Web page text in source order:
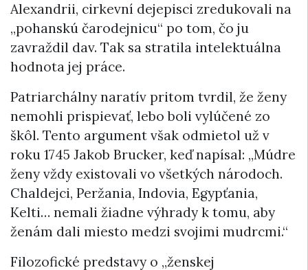
Alexandrii, cirkevní dejepisci zredukovali na
„pohanskú čarodejnicu“ po tom, čo ju
zavraždil dav. Tak sa stratila intelektuálna
hodnota jej práce.
Patriarchálny naratív pritom tvrdil, že ženy
nemohli prispievať, lebo boli vylúčené zo
škôl. Tento argument však odmietol už v
roku 1745 Jakob Brucker, keď napísal: „Múdre
ženy vždy existovali vo všetkých národoch.
Chaldejci, Peržania, Indovia, Egypťania,
Kelti… nemali žiadne výhrady k tomu, aby
ženám dali miesto medzi svojimi mudrcmi.“
Filozofické predstavy o „ženskej